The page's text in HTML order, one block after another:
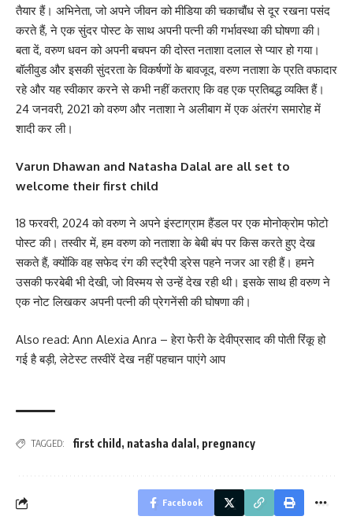
तैयार हैं। अभिनेता, जो अपने जीवन को मीडिया की चकाचौंध से दूर रखना पसंद
करते हैं, ने एक सुंदर पोस्ट के साथ अपनी पत्नी की गर्भावस्था की घोषणा की।
बता दें, वरुण धवन को अपनी बचपन की दोस्त नताशा दलाल से प्यार हो गया।
बॉलीवुड और इसकी सुंदरता के विकर्षणों के बावजूद, वरुण नताशा के प्रति वफादार
रहे और यह स्वीकार करने से कभी नहीं कतराए कि वह एक प्रतिबद्ध व्यक्ति हैं।
24 जनवरी, 2021 को वरुण और नताशा ने अलीबाग में एक अंतरंग समारोह में
शादी कर ली।
Varun Dhawan and Natasha Dalal are all set to
welcome their first child
18 फरवरी, 2024 को वरुण ने अपने इंस्टाग्राम हैंडल पर एक मोनोक्रोम फोटो
पोस्ट की। तस्वीर में, हम वरुण को नताशा के बेबी बंप पर किस करते हुए देख
सकते हैं, क्योंकि वह सफेद रंग की स्ट्रैपी ड्रेस पहने नजर आ रही हैं। हमने
उसकी फरबेबी भी देखी, जो विस्मय से उन्हें देख रही थी। इसके साथ ही वरुण ने
एक नोट लिखकर अपनी पत्नी की प्रेगनेंसी की घोषणा की।
Also read: Ann Alexia Anra – हेरा फेरी के देवीप्रसाद की पोती रिंकू हो
गई है बड़ी, लेटेस्ट तस्वीरें देख नहीं पहचान पाएंगे आप
TAGGED: first child , natasha dalal , pregnancy
Facebook